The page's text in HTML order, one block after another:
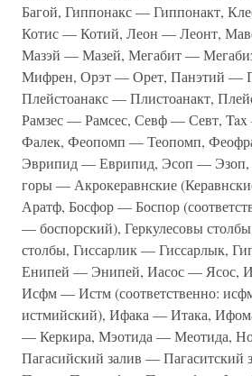
Багой, Гиппонакс — Гиппонакт,
Котис — Котий, Леон — Леонт,
Мазэй — Мазей, Мегабит —
Мифрен, Орэт — Орет, Панэтий —
Плейстоанакс — Плистоанакт,
Рамзес — Рамсес, Севф — Севт,
Фалек, Феопомп — Теопомп,
Эврипид — Еврипид, Эсоп — Эзоп,
горы — Акрокеравнские
Аратф, Босфор — Боспор
— боспорский), Геркулесовы
столбы, Гиссарлик — Гиссарлык,
Енипей — Энипей, Иасос — Ясос,
Исфм — Истм (соответственно:
истмийский), Ифака — Итака,
— Керкира, Мэотида — Меотида,
Пагасийский залив —